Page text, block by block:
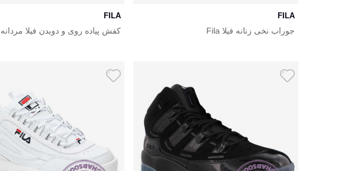
FILA
جوراب نخی زنانه فیلا Fila
FILA
کفش پیاده روی و دویدن فیلا مردانه Fila